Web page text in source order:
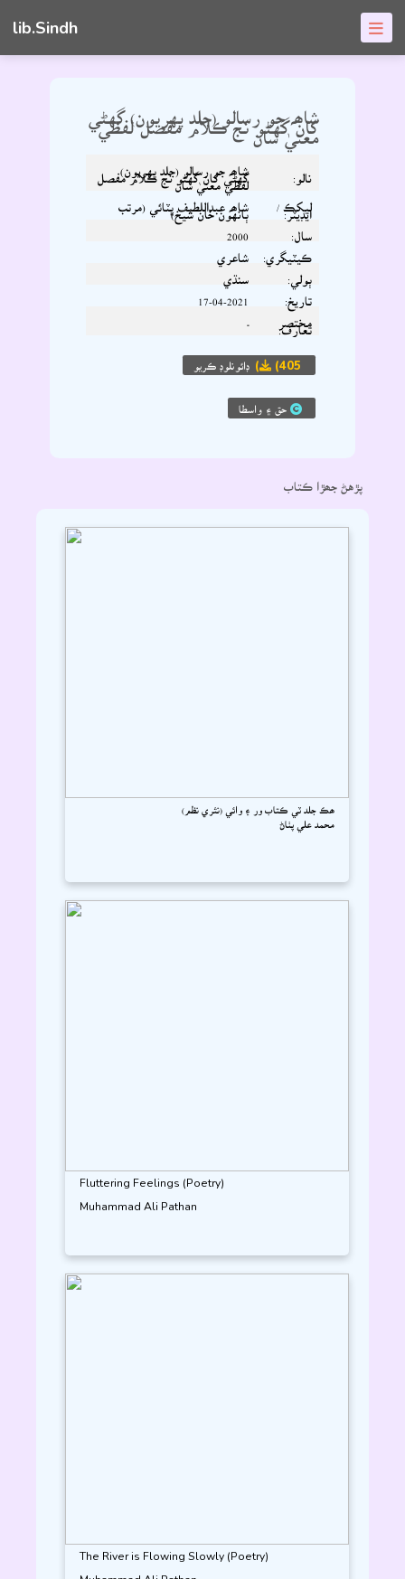
lib.Sindh
شاھہ جو رسالو (جلد پهريون) گهڻي
کان گهڻو نج ڪلام مفصل لفظي
معنيٰ سان
شاھہ جو رسالو (جلد پهريون)
گهڻي کان گهڻو نج ڪلام مفصل
لفظي معنيٰ سان
نالو:
شاھہ عبداللطيف ڀٽائي (مرتب
ٻانهون خان شيخ)
ليکڪ /
ايڊيٽر:
سال:
شاعري ڪيٽيگري:
سنڌي ٻولي:
تاريخ:
تعارف:
(405) ڊائونلوڊ ڪريو
حق ۽ واسطا
پڙهڻ جھڙا ڪتاب
ھڪ جلد ٽي ڪتاب ور ۽ وائي (نثري نظم)
محمد علي پٺاڻ
Fluttering Feelings (Poetry)
Muhammad Ali Pathan
The River is Flowing Slowly (Poetry)